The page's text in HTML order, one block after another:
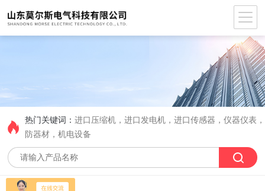
热门关键词：进口压缩机，进口发电机，进口传感器，仪器仪表
防器材，机电设备